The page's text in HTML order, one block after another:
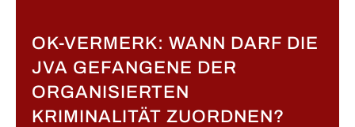
OK-VERMERK: WANN DARF DIE
JVA GEFANGENE DER
ORGANISIERTEN
KRIMINALITÄT ZUORDNEN?